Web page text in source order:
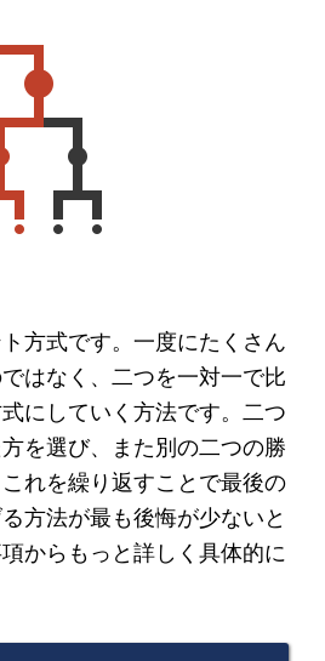
方式です。一度にたくさん
はなく、二つを一対一で比
にしていく方法です。二つ
を選び、また別の二つの勝
れを繰り返すことで最後の
方法が最も後悔が少ないと
からもっと詳しく具体的に